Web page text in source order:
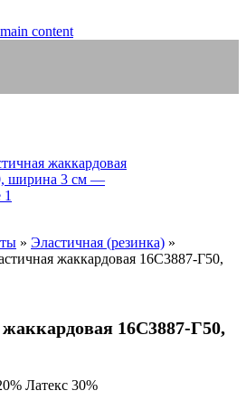
content
» Эластичная (резинка) »
жаккардовая 16С3887-Г50,
16С3887-Г50,
Латекс 30%